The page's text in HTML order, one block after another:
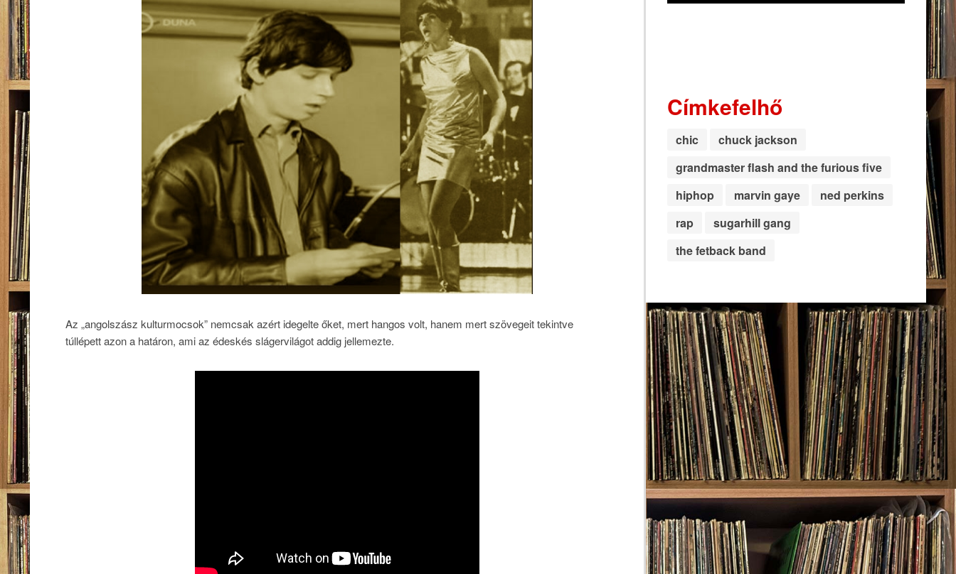
Az „angolszász kulturmocsok” nemcsak azért idegelte őket, mert hangos volt, hanem mert szövegeit tekintve
túllépett azon a határon, ami az édeskés slágervilágot addig jellemezte.
Címkefelhő
chic
chuck jackson
grandmaster flash and the furious five
hiphop
marvin gaye
ned perkins
rap
sugarhill gang
the fetback band